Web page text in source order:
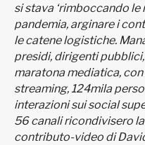
si stava ‘rimboccando
pandemia, arginare i
le catene logistiche.
presidi, dirigenti
maratona mediatica,
streaming, 124mila
interazioni sui social
56 canali ricondivisero
contributo-video di